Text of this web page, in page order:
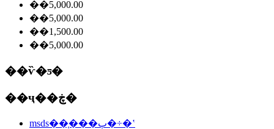
��5,000.00
��5,000.00
��1,500.00
��5,000.00
��ѷ�ƽ�
��ҷ��ڿ�
msds��֤���ٻ�÷�ʽ